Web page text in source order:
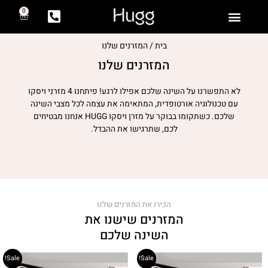
0
בית / המזרנים שלנו
המזרנים שלנו
לא התפשרנו על השינה שלכם אפילו לרגע! פיתחנו 4 מזרני ויסקו
עם טכנולוגיה אורטופדית, המתאימה את עצמה לכל מצבי השינה
שלכם. כשתקומו בבוקר על מזרן ויסקו HUGG אנחנו מבטיחים
לכם, שתרגישו את ההבדל.
הכירו את המזרנים שלנו
המזרנים שישנו את
השינה שלכם
Sale!
Sale!